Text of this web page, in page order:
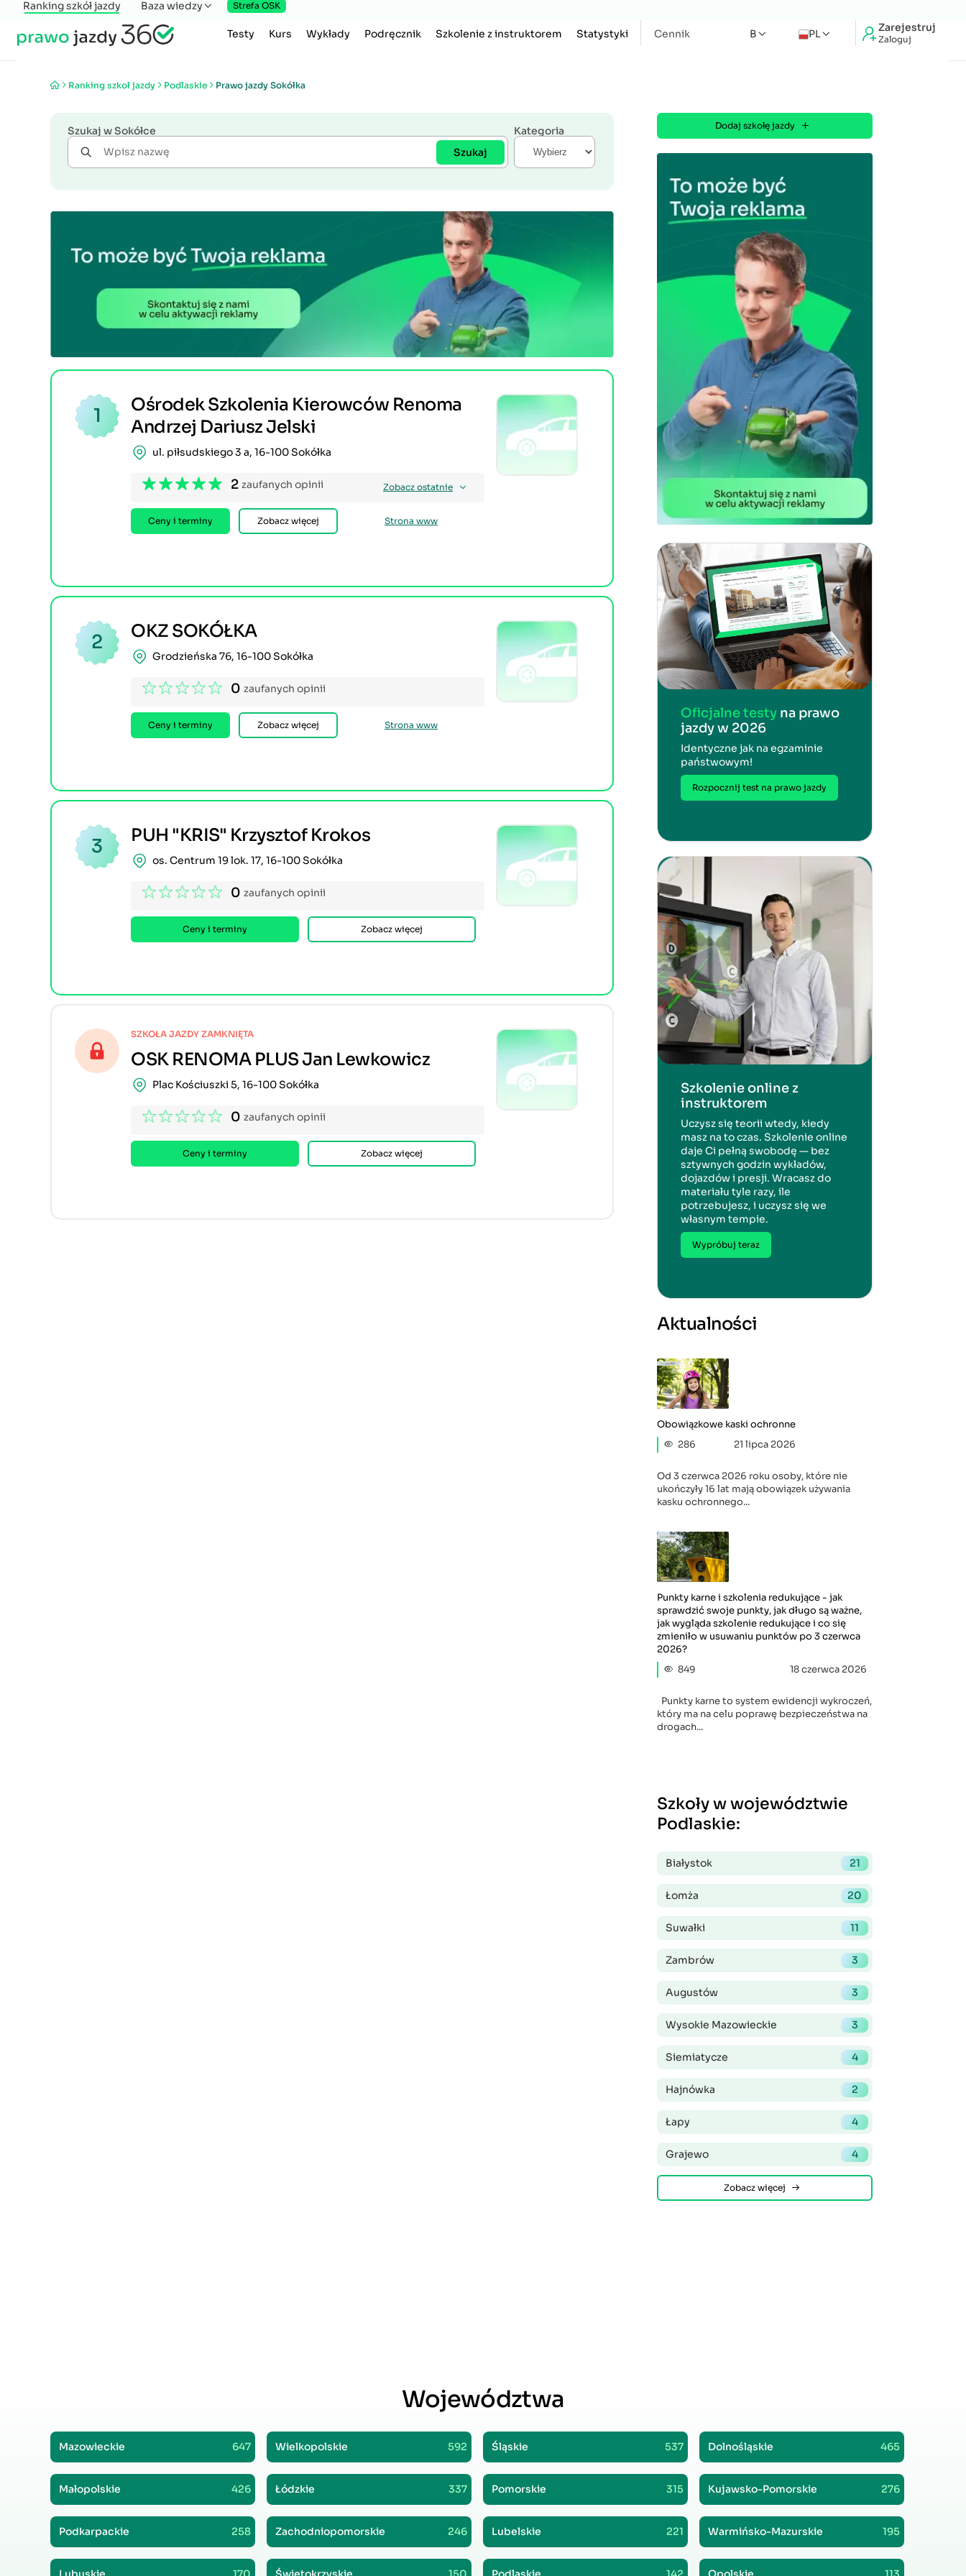
Zarejestruj
Zaloguj
PL
Testy Kurs Wykłady Podręcznik Szkolenie z instruktorem Statystyki Cennik B
Ranking szkół jazdy Baza wiedzy Strefa OSK
Ranking szkoł jazdy Podlaskie Prawo jazdy Sokółka
Szukaj w Sokółce
Szukaj
Kategoria
1
Ośrodek Szkolenia Kierowców Renoma
Andrzej Dariusz Jelski
2 zaufanych opinii Zobacz ostatnie
ul. piłsudskiego 3 a, 16-100 Sokółka
Ceny i terminy Zobacz więcej Strona www
2 OKZ SOKÓŁKA
0 zaufanych opinii
Grodzieńska 76, 16-100 Sokółka
Ceny i terminy Zobacz więcej Strona www
3 PUH "KRIS" Krzysztof Krokos
0 zaufanych opinii
os. Centrum 19 lok. 17, 16-100 Sokółka
Ceny i terminy Zobacz więcej
OSK RENOMA PLUS Jan Lewkowicz
SZKOŁA JAZDY ZAMKNIĘTA
0 zaufanych opinii
Plac Kościuszki 5, 16-100 Sokółka
Ceny i terminy Zobacz więcej
Dodaj szkołę jazdy
Oficjalne testy na prawo
jazdy w 2026
Identyczne jak na egzaminie
państwowym!
Rozpocznij test na prawo jazdy
Szkolenie online z
instruktorem
Uczysz się teorii wtedy, kiedy
masz na to czas. Szkolenie online
daje Ci pełną swobodę — bez
sztywnych godzin wykładów,
dojazdów i presji. Wracasz do
materiału tyle razy, ile
potrzebujesz, i uczysz się we
własnym tempie.
Wypróbuj teraz
Aktualności
Obowiązkowe kaski ochronne
286
21 lipca 2026
Od 3 czerwca 2026 roku osoby, które nie
ukończyły 16 lat mają obowiązek używania
kasku ochronnego...
Punkty karne i szkolenia redukujące - jak
sprawdzić swoje punkty, jak długo są ważne,
jak wygląda szkolenie redukujące i co się
zmieniło w usuwaniu punktów po 3 czerwca
2026?
849
18 czerwca 2026
Punkty karne to system ewidencji wykroczeń,
który ma na celu poprawę bezpieczeństwa na
drogach...
Szkoły w województwie
Podlaskie:
Białystok 21
Łomża 20
Suwałki 11
Zambrów 3
Augustów 3
Wysokie Mazowieckie 3
Siemiatycze 4
Hajnówka 2
Łapy 4
Grajewo 4
Zobacz więcej
Województwa
Mazowieckie 647 Wielkopolskie 592 Śląskie 537 Dolnośląskie 465
Małopolskie 426 Łódzkie 337 Pomorskie 315 Kujawsko-Pomorskie 276
Podkarpackie 258 Zachodniopomorskie 246 Lubelskie 221 Warmińsko-Mazurskie 195